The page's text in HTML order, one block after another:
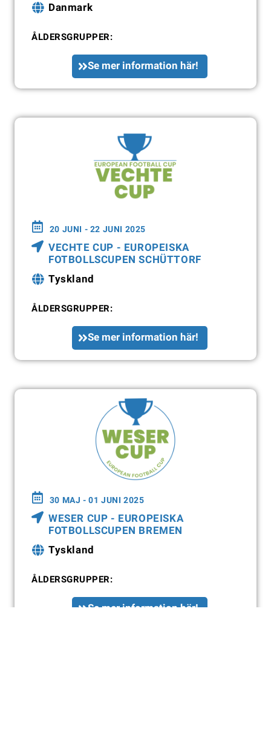
Danmark
ÅLDERSGRUPPER:
Se mer information här!
20 JUNI - 22 JUNI 2025
VECHTE CUP - EUROPEISKA
FOTBOLLSCUPEN SCHÜTTORF
Tyskland
ÅLDERSGRUPPER:
Se mer information här!
30 MAJ - 01 JUNI 2025
WESER CUP - EUROPEISKA
FOTBOLLSCUPEN BREMEN
Tyskland
ÅLDERSGRUPPER:
Se mer information här!